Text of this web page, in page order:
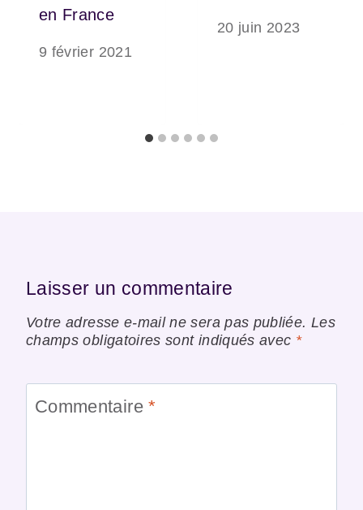
en France
9 février 2021
20 juin 2023
Laisser un commentaire
Votre adresse e-mail ne sera pas publiée. Les
champs obligatoires sont indiqués avec *
Commentaire*